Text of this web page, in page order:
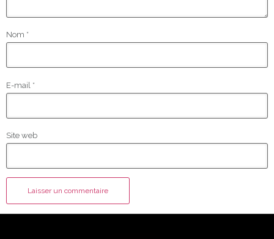
Nom *
E-mail *
Site web